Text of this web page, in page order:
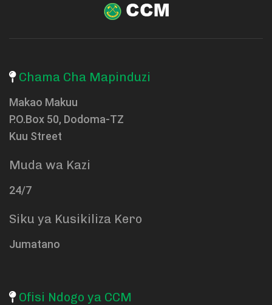
Chama Cha Mapinduzi
Makao Makuu
P.O.Box 50, Dodoma-TZ
Kuu Street
Muda wa Kazi
24/7
Siku ya Kusikiliza Kero
Jumatano
Ofisi Ndogo ya CCM